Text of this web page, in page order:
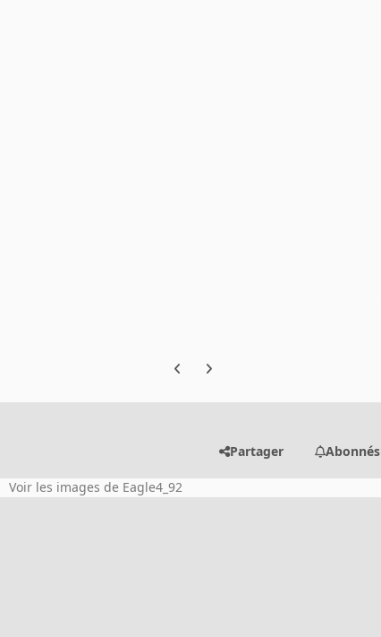
Previous carousel slide
Next carousel slide
Partager Abonnés
Voir les images de Eagle4_92